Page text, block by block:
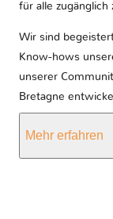
für alle zugänglich
Wir sind
Know-hows
unserer
Bretagne
Mehr erfahren